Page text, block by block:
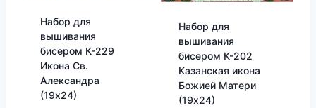
Набор для
вышивания
бисером К-229
Икона Св.
Александра
(19х24)
Набор для
вышивания
бисером К-202
Казанская икона
Божией Матери
(19х24)